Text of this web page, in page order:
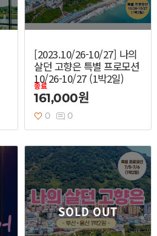
[2023.10/26-10/27] 나의
살던 고향은 특별 프로모션
10/26-10/27 (1박2일)
종료
161,000원
0 0
SOLD OUT